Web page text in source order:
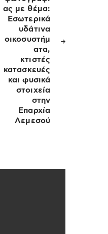
ας με θέμα:
Εσωτερικά
υδάτινα
οικοσυστήμ
ατα,
κτιστές
κατασκευές
και φυσικά
στοιχεία
στην
Επαρχία
Λεμεσού